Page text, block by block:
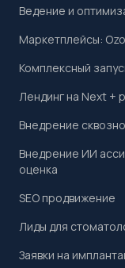
Ведение и
Маркетплейсы:
Комплексный
Лендинг на Next +
Внедрение
Внедрение ИИ
оценка
SEO продвижение
Лиды для
Заявки на